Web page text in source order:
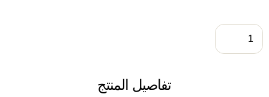
تفاصيل المنتج